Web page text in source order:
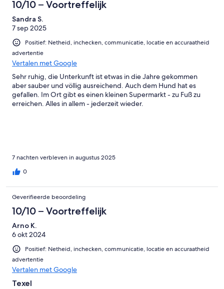
10/10 – Voortreffelijk
Sandra S.
7 sep 2025
Positief: Netheid, inchecken, communicatie, locatie en accuraatheid
advertentie
Vertalen met Google
Sehr ruhig, die Unterkunft ist etwas in die Jahre gekommen
aber sauber und völlig ausreichend. Auch dem Hund hat es
gefallen. Im Ort gibt es einen kleinen Supermarkt - zu Fuß zu
erreichen. Alles in allem - jederzeit wieder.
7 nachten verbleven in augustus 2025
0
Geverifieerde beoordeling
10/10 – Voortreffelijk
Arno K.
6 okt 2024
Positief: Netheid, inchecken, communicatie, locatie en accuraatheid
advertentie
Vertalen met Google
Texel